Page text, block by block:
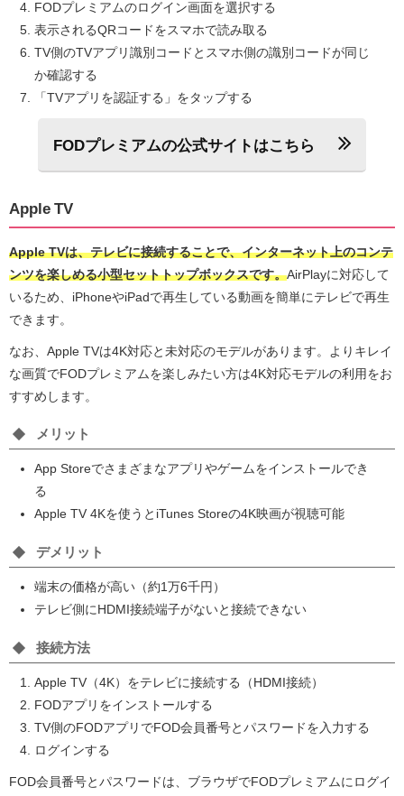
FODプレミアムのログイン画面を選択する
表示されるQRコードをスマホで読み取る
TV側のTVアプリ識別コードとスマホ側の識別コードが同じ
か確認する
「TVアプリを認証する」をタップする
FODプレミアムの公式サイトはこちら
Apple TV
Apple TVは、テレビに接続することで、インターネット上のコンテ
ンツを楽しめる小型セットトップボックスです。AirPlayに対応して
いるため、iPhoneやiPadで再生している動画を簡単にテレビで再生
できます。
なお、Apple TVは4K対応と未対応のモデルがあります。よりキレイ
な画質でFODプレミアムを楽しみたい方は4K対応モデルの利用をお
すすめします。
メリット
App Storeでさまざまなアプリやゲームをインストールでき
る
Apple TV 4Kを使うとiTunes Storeの4K映画が視聴可能
デメリット
端末の価格が高い（約1万6千円）
テレビ側にHDMI接続端子がないと接続できない
接続方法
Apple TV（4K）をテレビに接続する（HDMI接続）
FODアプリをインストールする
TV側のFODアプリでFOD会員番号とパスワードを入力する
ログインする
FOD会員番号とパスワードは、ブラウザでFODプレミアムにログイ